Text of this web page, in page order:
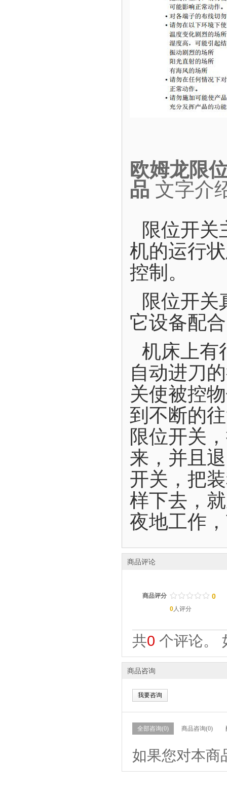
欧姆龙限
品 文字介
限位开关
机的运行
控制。
限位开关
它设备配
机床上有
自动进刀
关使被控
到不断的
限位开关
来，并且
开关，把
样下去，
夜地工作
商品评论
商品评分 / / / / /
. . . . . 0
0人评分
共0 个评论。
商品咨询
我要咨询
全部咨询(0) 商品咨询(0)
如果您对本商